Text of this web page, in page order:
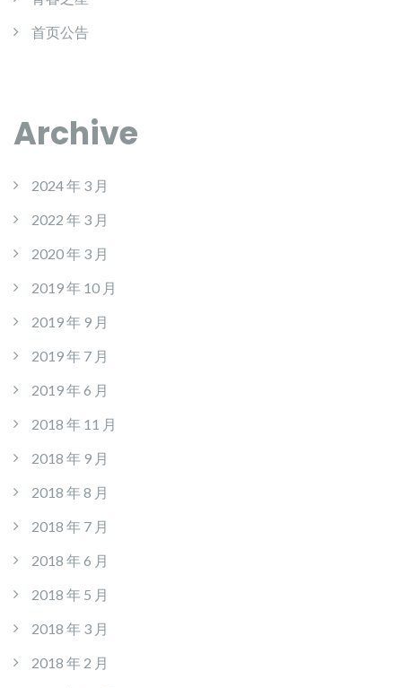
首页公告
Archive
2024 年 3 月
2022 年 3 月
2020 年 3 月
2019 年 10 月
2019 年 9 月
2019 年 7 月
2019 年 6 月
2018 年 11 月
2018 年 9 月
2018 年 8 月
2018 年 7 月
2018 年 6 月
2018 年 5 月
2018 年 3 月
2018 年 2 月